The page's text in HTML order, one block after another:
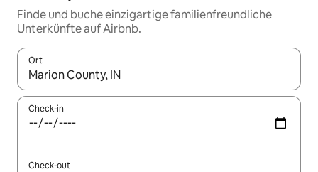
Finde und buche einzigartige familienfreundliche
Unterkünfte auf Airbnb.
Ort
Wenn Ergebnisse verfügbar sind, navigiere mit den
Check-in
Check-out